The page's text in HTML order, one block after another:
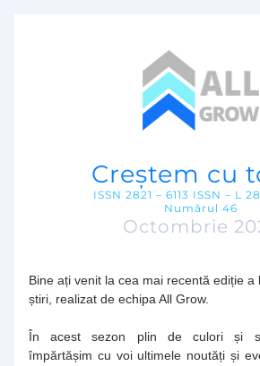
Creștem cu
ISSN 2821 – 6113 ISSN – L
Numărul 46
Octombrie
Bine ați venit la cea mai recentă ediție
știri, realizat de echipa All Grow.
În acest sezon plin de culori și
împărtășim cu voi ultimele noutăți și